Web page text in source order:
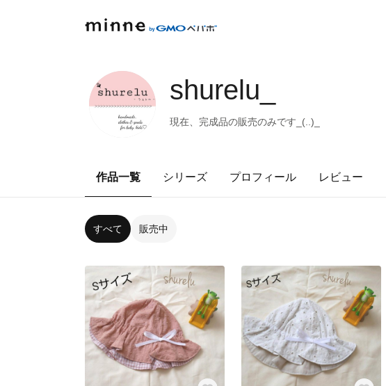
shurelu_
現在、完成品の販売のみです_(..)_
作品一覧 シリーズ プロフィール レビュー
すべて 販売中